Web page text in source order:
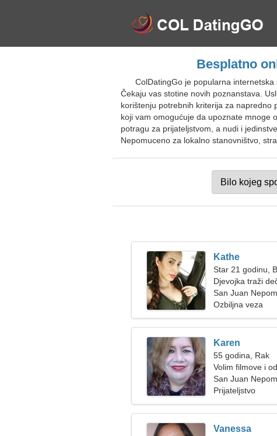
Besplatno
ColDatingGo je popularna
Čekaju vas stotine novih poznanstava.
korištenju potrebnih kriterija za napredno
koji vam omogućuje da upoznate mnoge
potragu za prijateljstvom, a nudi i
Nepomuceno za lokalno stanovništvo,
Kathe
Star 21 godinu,
Djevojka traži
San Juan
Ozbiljna veza
Karen
55 godina, Rak
Volim filmove i
San Juan
Prijateljstvo
Vanessa